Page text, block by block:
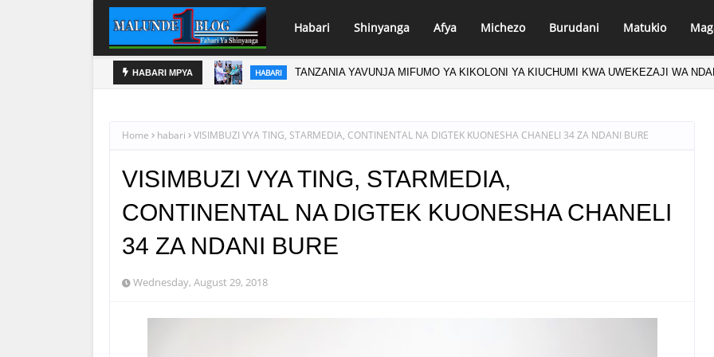
Habari Shinyanga Afya Michezo Burudani Matukio
HABARI MPYA
WA KIBINGWA HABARI BOT YAWEKA WAZI SABABU ZA KUFUNGUA SOKO LA DHAMANA KWA
Home habari VISIMBUZI VYA TING, STARMEDIA, CONTINENTAL NA DIGTEK KUONESHA CHANELI 34 ZA NDANI BURE
VISIMBUZI VYA TING, STARMEDIA,
CONTINENTAL NA DIGTEK KUONESHA CHANELI
34 ZA NDANI BURE
Wednesday, August 29, 2018